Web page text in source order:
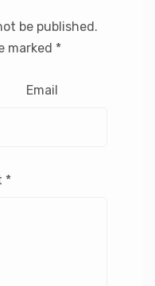
be published.
marked *
Email
*